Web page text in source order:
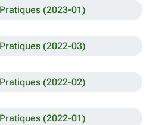
(2023-01)
(2022-03)
(2022-02)
(2022-01)